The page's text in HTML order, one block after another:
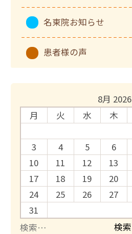
名東院お知らせ
患者様の声
8月 2026
月
火 水 木
3
4 5 6
10
11 12 13
17
18 19 20
24
25 26 27
31
検